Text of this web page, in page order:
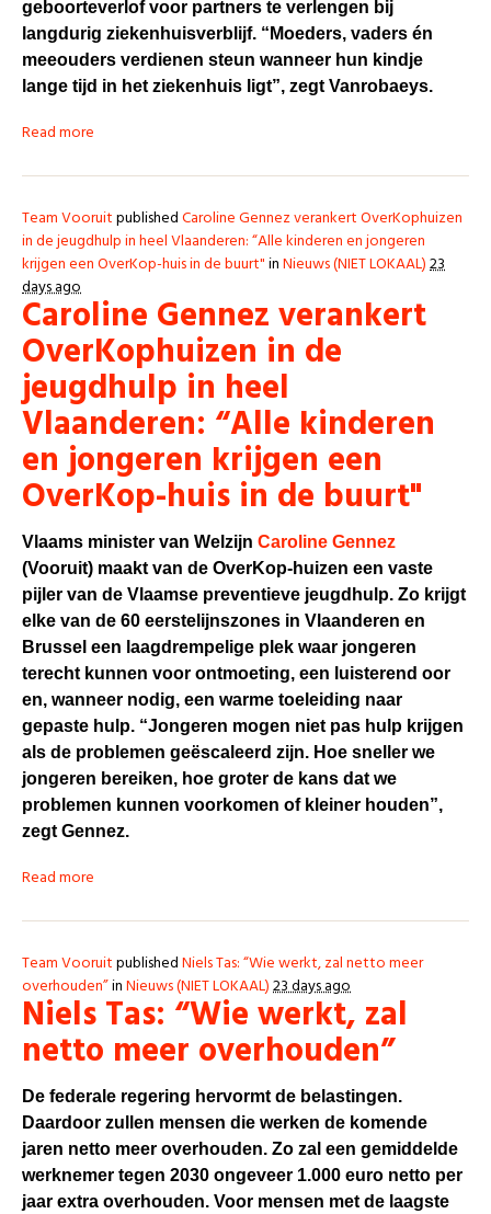
geboorteverlof voor partners te verlengen bij
langdurig ziekenhuisverblijf. “Moeders, vaders én
meeouders verdienen steun wanneer hun kindje
lange tijd in het ziekenhuis ligt”, zegt Vanrobaeys.
Read more
Team VooruitpublishedCaroline Gennez verankert OverKophuizen
in de jeugdhulp in heel Vlaanderen: “Alle kinderen en jongeren
krijgen een OverKop-huis in de buurt"inNieuws (NIET LOKAAL)23
days ago
Caroline Gennez verankert
OverKophuizen in de
jeugdhulp in heel
Vlaanderen: “Alle kinderen
en jongeren krijgen een
OverKop-huis in de buurt"
Vlaams minister van Welzijn Caroline Gennez
(Vooruit) maakt van de OverKop-huizen een vaste
pijler van de Vlaamse preventieve jeugdhulp. Zo krijgt
elke van de 60 eerstelijnszones in Vlaanderen en
Brussel een laagdrempelige plek waar jongeren
terecht kunnen voor ontmoeting, een luisterend oor
en, wanneer nodig, een warme toeleiding naar
gepaste hulp. “Jongeren mogen niet pas hulp krijgen
als de problemen geëscaleerd zijn. Hoe sneller we
jongeren bereiken, hoe groter de kans dat we
problemen kunnen voorkomen of kleiner houden”,
zegt Gennez.
Read more
Team VooruitpublishedNiels Tas: “Wie werkt, zal netto meer
overhouden”inNieuws (NIET LOKAAL)23 days ago
Niels Tas: “Wie werkt, zal
netto meer overhouden”
De federale regering hervormt de belastingen.
Daardoor zullen mensen die werken de komende
jaren netto meer overhouden. Zo zal een gemiddelde
werknemer tegen 2030 ongeveer 1.000 euro netto per
jaar extra overhouden. Voor mensen met de laagste